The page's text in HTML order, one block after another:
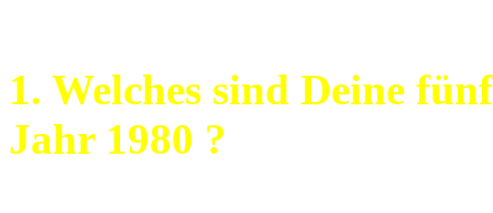
1. Welches sind Deine
Jahr 1980 ?